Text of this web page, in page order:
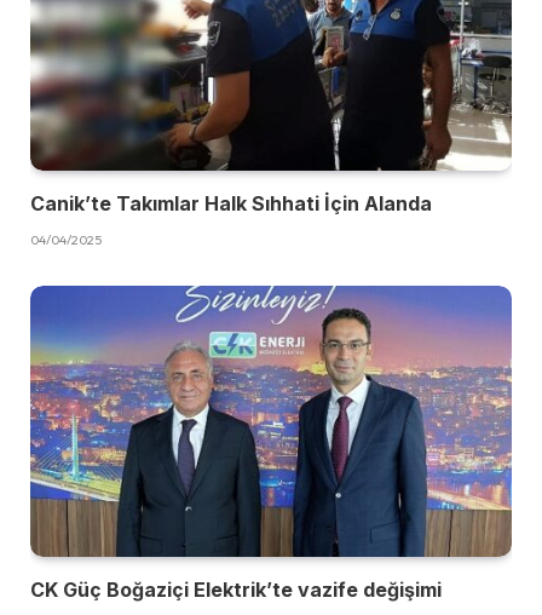
Canik’te Takımlar Halk Sıhhati İçin Alanda
04/04/2025
CK Güç Boğaziçi Elektrik’te vazife değişimi